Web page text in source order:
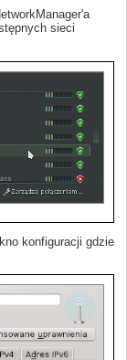
sieci
konfiguracji gdzie